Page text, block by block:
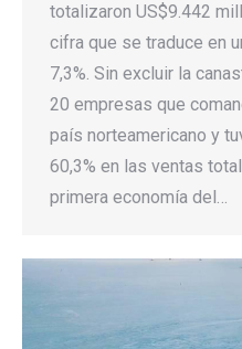
totalizaron US$9.442
cifra que se traduce en
7,3%. Sin excluir la
20 empresas que
país norteamericano y
60,3% en las ventas
primera economía del…